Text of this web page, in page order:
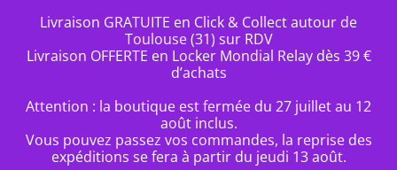
Livraison GRATUITE en Click & Collect autour de
Toulouse (31) sur RDV
Livraison OFFERTE en Locker Mondial Relay dès 39 €
d’achats
Attention : la boutique est fermée du 27 juillet au 12
août inclus.
Vous pouvez passez vos commandes, la reprise des
expéditions se fera à partir du jeudi 13 août.